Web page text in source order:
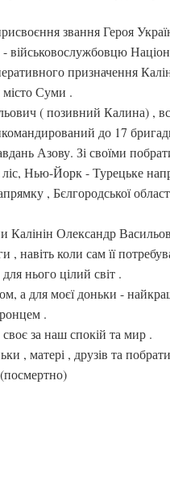
звання Героя
призначення
Суми .
( позивний Калина) ,
до 17
Азову. Зі своїми
Нью-Йорк - Турецьке
, Бєлгородської
Калінін Олександр
, навіть коли сам її
нього цілий світ .
а для моєї доньки -
.
за наш спокій та мир .
, матері , друзів та